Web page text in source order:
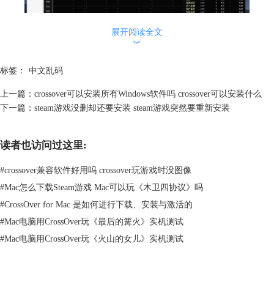
二、解决CrossOver中文乱码问题
造成CrossOver中文乱码的原因，无非就是因为容器中缺少对应的中文字
面，随后在“非应用程序”的“组件”中，找到“字体”一项，里面有CrossOver
展开阅读全文
︾
标签： 中文乱码
上一篇： crossover可以安装所有Windows软件吗 crossover可以安装什么
下一篇： steam游戏没删却还要安装 steam游戏突然要重新安装
读者也访问过这里:
#crossover兼容软件好用吗 crossover玩游戏时没图像
#Mac怎么下载Steam游戏 Mac可以玩《木卫四协议》吗
#CrossOver for Mac 是如何进行下载、安装与激活的
#Mac电脑用CrossOver玩《最后的篝火》实机测试
#Mac电脑用CrossOver玩《火山的女儿》实机测试